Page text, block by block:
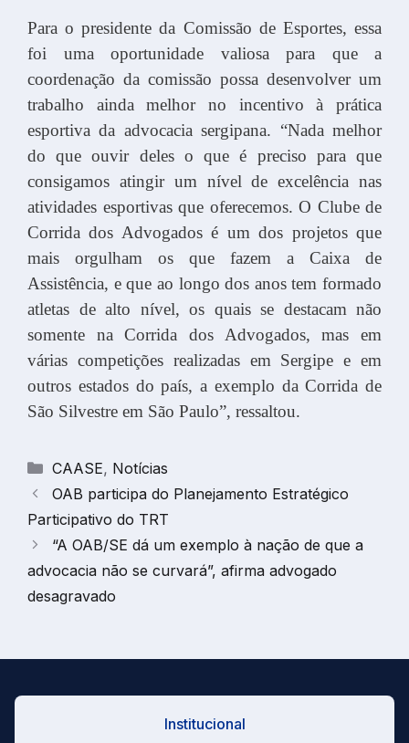
Para o presidente da Comissão de Esportes, essa
foi uma oportunidade valiosa para que a
coordenação da comissão possa desenvolver um
trabalho ainda melhor no incentivo à prática
esportiva da advocacia sergipana. “Nada melhor
do que ouvir deles o que é preciso para que
consigamos atingir um nível de excelência nas
atividades esportivas que oferecemos. O Clube de
Corrida dos Advogados é um dos projetos que
mais orgulham os que fazem a Caixa de
Assistência, e que ao longo dos anos tem formado
atletas de alto nível, os quais se destacam não
somente na Corrida dos Advogados, mas em
várias competições realizadas em Sergipe e em
outros estados do país, a exemplo da Corrida de
São Silvestre em São Paulo”, ressaltou.
Categorias
CAASE, Notícias
OAB participa do Planejamento Estratégico
Participativo do TRT
“A OAB/SE dá um exemplo à nação de que a
advocacia não se curvará”, afirma advogado
desagravado
Institucional